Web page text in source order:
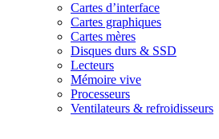
Cartes d’interface
Cartes graphiques
Cartes mères
Disques durs & SSD
Lecteurs
Mémoire vive
Processeurs
Ventilateurs & refroidisseurs